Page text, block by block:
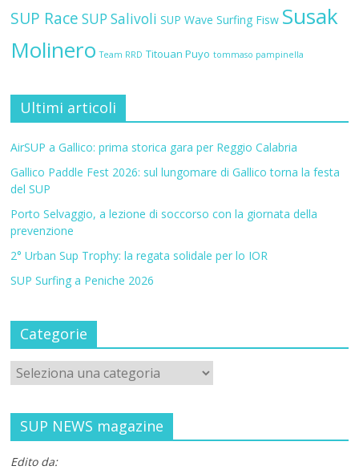
SUP Race SUP Salivoli SUP Wave Surfing Fisw Susak
Molinero Team RRD Titouan Puyo tommaso pampinella
Ultimi articoli
AirSUP a Gallico: prima storica gara per Reggio Calabria
Gallico Paddle Fest 2026: sul lungomare di Gallico torna la festa
del SUP
Porto Selvaggio, a lezione di soccorso con la giornata della
prevenzione
2° Urban Sup Trophy: la regata solidale per lo IOR
SUP Surfing a Peniche 2026
Categorie
SUP NEWS magazine
Edito da: